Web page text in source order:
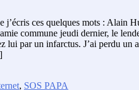
j’écris ces quelques mots : Alain
commune jeudi dernier, le
lui par un infarctus. J’ai perdu un
, SOS PAPA